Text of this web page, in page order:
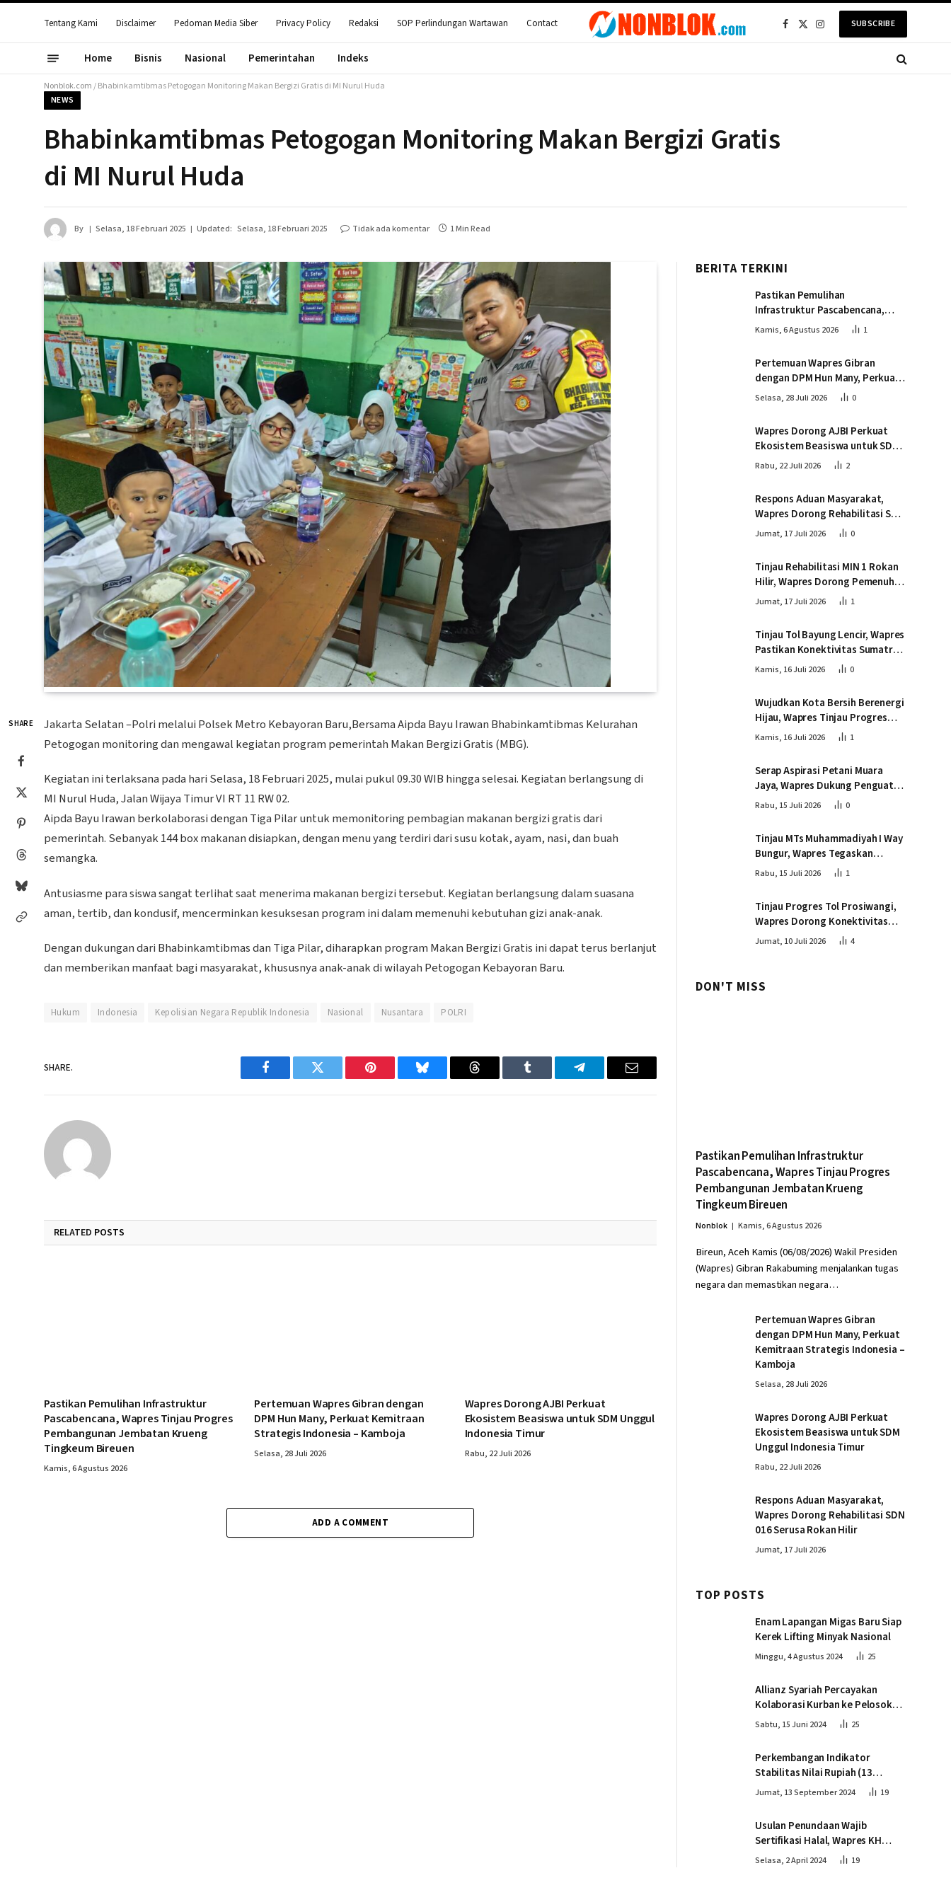
Tentang Kami Disclaimer Pedoman Media Siber Privacy Policy Redaksi SOP Perlindungan Wartawan Contact Facebook
X
InstagramSUBSCRIBE
Home Bisnis Nasional Pemerintahan Indeks
Nonblok.com/Bhabinkamtibmas Petogogan Monitoring Makan Bergizi Gratis di MI Nurul Huda
NEWS
Bhabinkamtibmas Petogogan Monitoring Makan Bergizi Gratis
di MI Nurul Huda
By Selasa, 18 Februari 2025 Updated: Selasa, 18 Februari 2025 Tidak ada komentar 1 Min Read
SHARE
Jakarta Selatan –Polri melalui Polsek Metro Kebayoran Baru,Bersama Aipda Bayu Irawan Bhabinkamtibmas Kelurahan
Petogogan monitoring dan mengawal kegiatan program pemerintah Makan Bergizi Gratis (MBG).
Kegiatan ini terlaksana pada hari Selasa, 18 Februari 2025, mulai pukul 09.30 WIB hingga selesai. Kegiatan berlangsung di
MI Nurul Huda, Jalan Wijaya Timur VI RT 11 RW 02.
Aipda Bayu Irawan berkolaborasi dengan Tiga Pilar untuk memonitoring pembagian makanan bergizi gratis dari
pemerintah. Sebanyak 144 box makanan disiapkan, dengan menu yang terdiri dari susu kotak, ayam, nasi, dan buah
semangka.
Antusiasme para siswa sangat terlihat saat menerima makanan bergizi tersebut. Kegiatan berlangsung dalam suasana
aman, tertib, dan kondusif, mencerminkan kesuksesan program ini dalam memenuhi kebutuhan gizi anak-anak.
Dengan dukungan dari Bhabinkamtibmas dan Tiga Pilar, diharapkan program Makan Bergizi Gratis ini dapat terus berlanjut
dan memberikan manfaat bagi masyarakat, khususnya anak-anak di wilayah Petogogan Kebayoran Baru.
Hukum Indonesia Kepolisian Negara Republik Indonesia Nasional Nusantara POLRI
SHARE.
Facebook Twitter Pinterest Bluesky Threads Tumblr Telegram Email
RELATED POSTS
Pastikan Pemulihan Infrastruktur
Pascabencana, Wapres Tinjau Progres
Pembangunan Jembatan Krueng
Tingkeum Bireuen
Kamis, 6 Agustus 2026
Pertemuan Wapres Gibran dengan
DPM Hun Many, Perkuat Kemitraan
Strategis Indonesia – Kamboja
Selasa, 28 Juli 2026
Wapres Dorong AJBI Perkuat
Ekosistem Beasiswa untuk SDM Unggul
Indonesia Timur
Rabu, 22 Juli 2026
ADD A COMMENT
BERITA TERKINI
Pastikan Pemulihan
Infrastruktur Pascabencana,
Wapres Tinjau Progres
Kamis, 6 Agustus 2026 1
Pertemuan Wapres Gibran
dengan DPM Hun Many, Perkuat
Kemitraan Strategis Indonesia –
Selasa, 28 Juli 2026 0
Wapres Dorong AJBI Perkuat
Ekosistem Beasiswa untuk SDM
Unggul Indonesia Timur
Rabu, 22 Juli 2026 2
Respons Aduan Masyarakat,
Wapres Dorong Rehabilitasi SDN
016 Serusa Rokan Hilir
Jumat, 17 Juli 2026 0
Tinjau Rehabilitasi MIN 1 Rokan
Hilir, Wapres Dorong Pemenuhan
Sarana Prasarana Pendidikan
Jumat, 17 Juli 2026 1
Tinjau Tol Bayung Lencir, Wapres
Pastikan Konektivitas Sumatra
Berjalan Optimal
Kamis, 16 Juli 2026 0
Wujudkan Kota Bersih Berenergi
Hijau, Wapres Tinjau Progres
Pembangunan PSEL di
Kamis, 16 Juli 2026 1
Serap Aspirasi Petani Muara
Jaya, Wapres Dukung Penguatan
Ekosistem Singkong untuk
Rabu, 15 Juli 2026 0
Tinjau MTs Muhammadiyah I Way
Bungur, Wapres Tegaskan
Pembangunan SDM Harus
Rabu, 15 Juli 2026 1
Tinjau Progres Tol Prosiwangi,
Wapres Dorong Konektivitas
dan Pertumbuhan Ekonomi
Jumat, 10 Juli 2026 4
DON'T MISS
Pastikan Pemulihan Infrastruktur
Pascabencana, Wapres Tinjau Progres
Pembangunan Jembatan Krueng
Tingkeum Bireuen
Nonblok Kamis, 6 Agustus 2026
Bireun, Aceh Kamis (06/08/2026) Wakil Presiden
(Wapres) Gibran Rakabuming menjalankan tugas
negara dan memastikan negara…
Pertemuan Wapres Gibran
dengan DPM Hun Many, Perkuat
Kemitraan Strategis Indonesia –
Kamboja
Selasa, 28 Juli 2026
Wapres Dorong AJBI Perkuat
Ekosistem Beasiswa untuk SDM
Unggul Indonesia Timur
Rabu, 22 Juli 2026
Respons Aduan Masyarakat,
Wapres Dorong Rehabilitasi SDN
016 Serusa Rokan Hilir
Jumat, 17 Juli 2026
TOP POSTS
Enam Lapangan Migas Baru Siap
Kerek Lifting Minyak Nasional
Minggu, 4 Agustus 2024 25
Allianz Syariah Percayakan
Kolaborasi Kurban ke Pelosok
Negeri bersama Dompet Dhuafa
Sabtu, 15 Juni 2024 25
Perkembangan Indikator
Stabilitas Nilai Rupiah (13
September 2024)
Jumat, 13 September 2024 19
Usulan Penundaan Wajib
Sertifikasi Halal, Wapres KH
Ma’ruf Amin: Proses Tetap
Selasa, 2 April 2024 19